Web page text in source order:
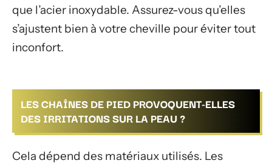
que l’acier inoxydable. Assurez-vous qu’elles
s’ajustent bien à votre cheville pour éviter tout
inconfort.
LES CHAÎNES DE PIED PROVOQUENT-ELLES
DES IRRITATIONS SUR LA PEAU ?
Cela dépend des matériaux utilisés. Les